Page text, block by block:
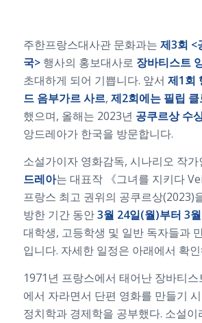
주한프랑스대사관 문화과는 제3회 <
국>행사의 홍보대사로 장바티스트
초대하게 되어 기쁩니다. 앞서 제1회
드 음부가르 사르, 제2회에는 필립 클
했으며, 올해는 2023년 공쿠르상 수
앙드레아가 한국을 방문합니다.
소설가이자 영화감독, 시나리오 작가
드레아는 대표작 《그녀를 지키다
프랑스 최고 권위의 공쿠르상(2023)
방한 기간 동안3월 24일(월)부터 3
대학생, 고등학생 및 일반 독자들과
입니다. 자세한 일정은 아래에서 확
1971년 프랑스에서 태어난 장바티
에서 자라면서 단편 영화를 만들기
정치학과 경제학을 공부했다. 소설이